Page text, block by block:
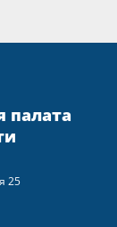
палата
25